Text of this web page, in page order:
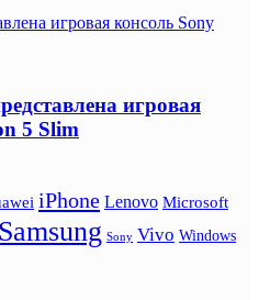
игровая консоль Sony
игровая
5 Slim
iPhone Lenovo Microsoft
Samsung Sony Vivo Windows